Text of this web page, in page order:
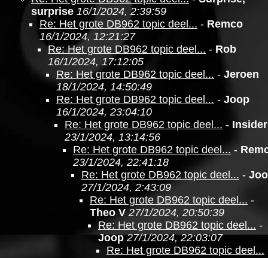
surprise 16/1/2024, 2:39:59
Re: Het grote DB962 topic deel... - Remco
16/1/2024, 12:21:27
Re: Het grote DB962 topic deel... - Rob
16/1/2024, 17:12:05
Re: Het grote DB962 topic deel... - Jeroen
18/1/2024, 14:50:49
Re: Het grote DB962 topic deel... - Joop
16/1/2024, 23:04:10
Re: Het grote DB962 topic deel... - Insider
23/1/2024, 13:14:56
Re: Het grote DB962 topic deel... -
23/1/2024, 22:41:18
Re: Het grote DB962 topic deel... -
27/1/2024, 2:43:09
Re: Het grote DB962 topic deel... -
Theo V 27/1/2024, 20:50:39
Re: Het grote DB962 topic deel... -
Joop 27/1/2024, 22:03:07
Re: Het grote DB962 topic deel...